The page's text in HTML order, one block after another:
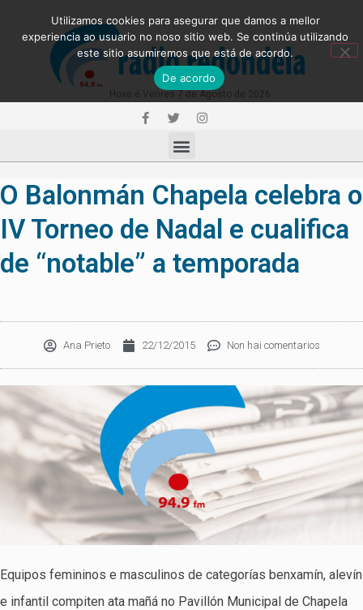
O Balonmán Chapela celebra o
IV Torneo de Nadal e cualifica
de “notable” a temporada
Ana Prieto 22/12/2015 Non hai comentarios
Equipos femininos e masculinos de categorías benxamín, alevín
e infantil compiten ata mañá no Pavillón Municipal de Chapela
Utilizamos cookies para asegurar que damos a mellor
experiencia ao usuario no noso sitio web. Se continúa utilizando
este sitio asumiremos que está de acordo.
De acordo